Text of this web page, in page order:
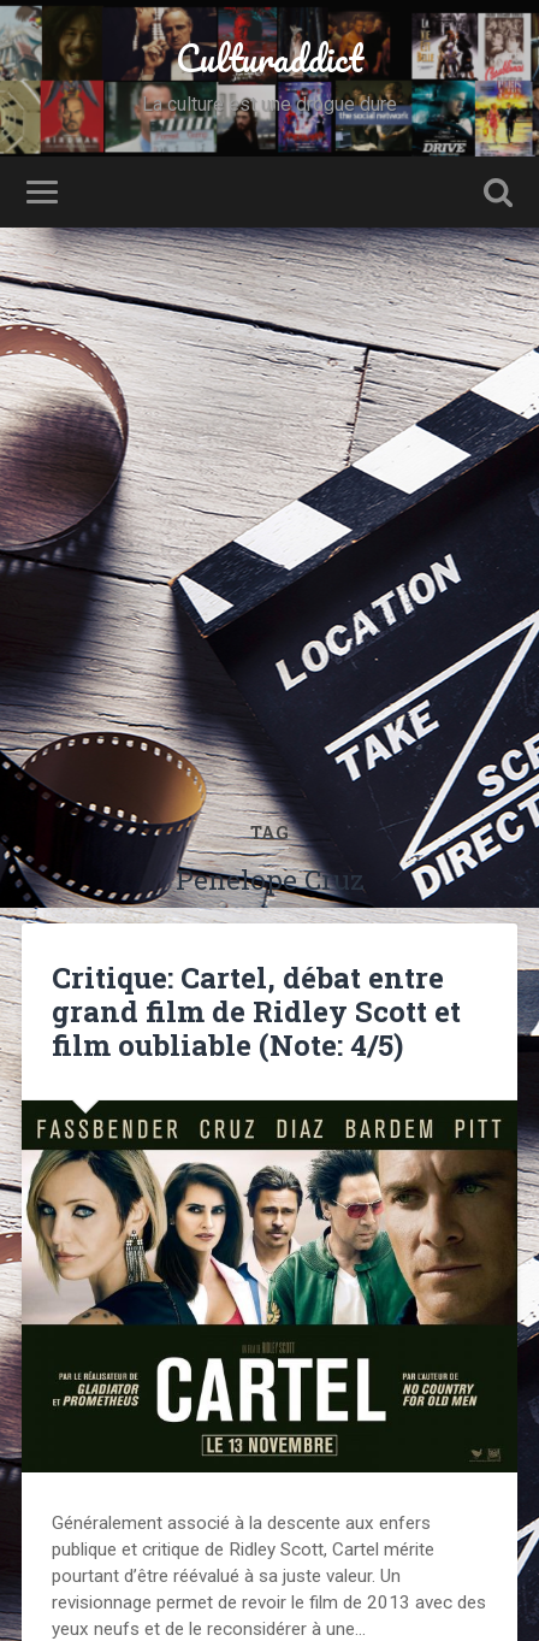
Culturaddict
La culture est une drogue dure
TAG
Penelope Cruz
Critique: Cartel, débat entre
grand film de Ridley Scott et
film oubliable (Note: 4/5)
Généralement associé à la descente aux enfers
publique et critique de Ridley Scott, Cartel mérite
pourtant d’être réévalué à sa juste valeur. Un
revisionnage permet de revoir le film de 2013 avec des
yeux neufs et de le reconsidérer à une…